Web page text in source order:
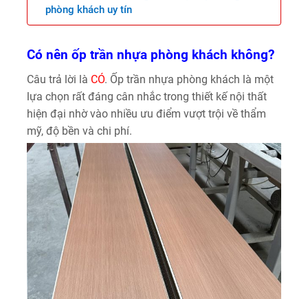
phòng khách uy tín
Có nên ốp trần nhựa phòng khách không?
Câu trả lời là CÓ. Ốp trần nhựa phòng khách là một
lựa chọn rất đáng cân nhắc trong thiết kế nội thất
hiện đại nhờ vào nhiều ưu điểm vượt trội về thẩm
mỹ, độ bền và chi phí.